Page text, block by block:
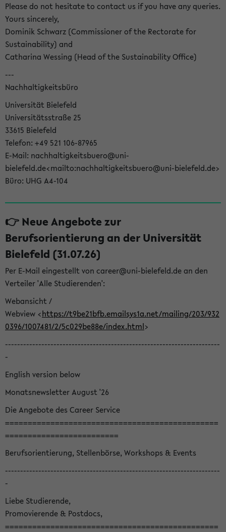
Please do not hesitate to contact us if you have any queries.
Yours sincerely,
Dominik Schwarz (Commissioner of the Rectorate for
Sustainability) and
Catharina Wessing (Head of the Sustainability Office)
---
Nachhaltigkeitsbüro
Universität Bielefeld
Universitätsstraße 25
33615 Bielefeld
Telefon: +49 521 106-87965
E-Mail: nachhaltigkeitsbuero@uni-
bielefeld.de<mailto:nachhaltigkeitsbuero@uni-bielefeld.de>
Büro: UHG A4-104
👉 Neue Angebote zur
Berufsorientierung an der Universität
Bielefeld (31.07.26)
Per E-Mail eingestellt von career@uni-bielefeld.de an den
Verteiler 'Alle Studierenden':
Webansicht /
Webview <https://t9be21bfb.emailsys1a.net/mailing/203/932
0396/1007481/2/5c029be88e/index.html>
-----------------------------------------------------------------------
-
English version below
Monatsnewsletter August '26
Die Angebote des Career Service
===============================================
=========================
Berufsorientierung, Stellenbörse, Workshops & Events
-----------------------------------------------------------------------
-
Liebe Studierende,
Promovierende & Postdocs,
===============================================